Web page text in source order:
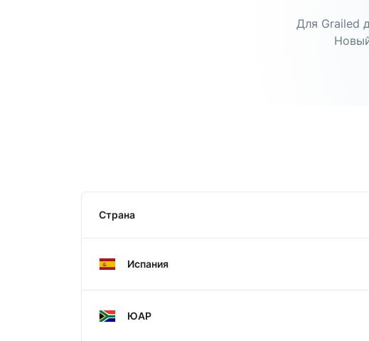
Для Grailed
Страна
Испания
ЮАР